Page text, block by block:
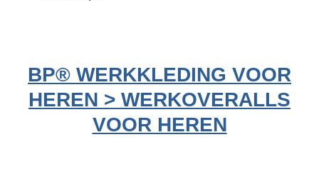
BP® WERKKLEDING VOOR
HEREN > WERKOVERALLS
VOOR HEREN